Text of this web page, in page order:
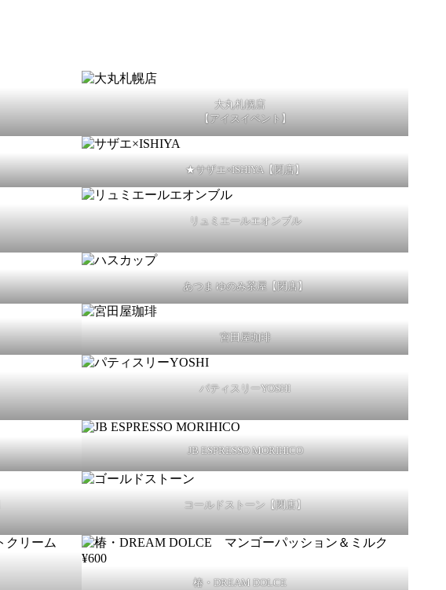
大丸札幌店
【アイスイベント】
★サザエ×ISHIYA【閉店】
リュミエールエオンブル
あつま ゆのみ茶屋【閉店】
宮田屋珈琲
パティスリーYOSHI
JB ESPRESSO MORIHICO
コールドストーン【閉店】
椿・DREAM DOLCE